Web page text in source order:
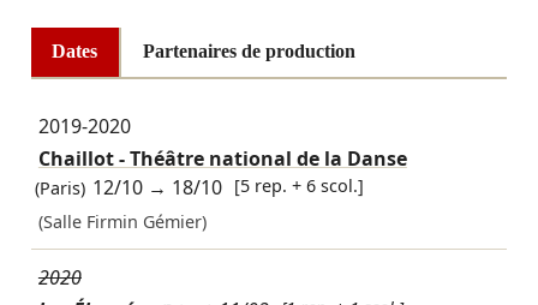
Dates Partenaires de production
2019-2020
Chaillot - Théâtre national de la Danse
(Paris) 12/10 → 18/10 [5 rep. + 6 scol.]
(Salle Firmin Gémier)
2020